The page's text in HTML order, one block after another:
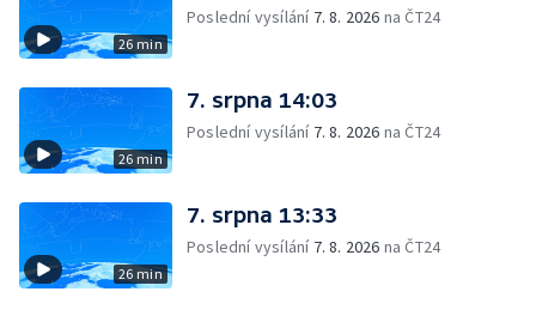
26 min
Poslední vysílání 7. 8. 2026 na ČT24
26 min
7. srpna 14:03
Poslední vysílání 7. 8. 2026 na ČT24
26 min
7. srpna 13:33
Poslední vysílání 7. 8. 2026 na ČT24